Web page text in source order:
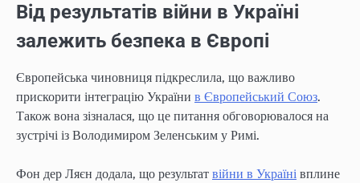
Від результатів війни в Україні
залежить безпека в Європі
Європейська чиновниця підкреслила, що важливо
прискорити інтеграцію України в Європейський Союз.
Також вона зізналася, що це питання обговорювалося на
зустрічі із Володимиром Зеленським у Римі.
Фон дер Ляєн додала, що результат війни в Україні вплине